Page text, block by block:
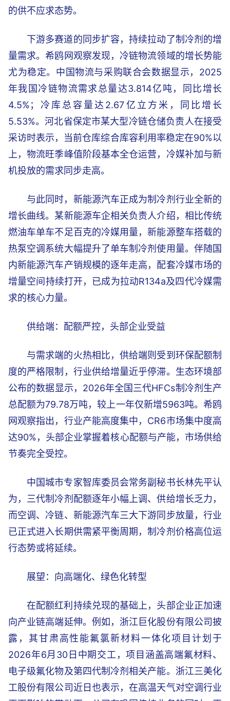
的供不应求态势。
下游多赛道的同步扩容，持续拉动了制冷剂的增
量需求。希鸥网观察发现，冷链物流领域的增长势能
尤为稳定。中国物流与采购联合会数据显示，2025
年我国冷链物流需求总量达3.814亿吨，同比增长
4.5%；冷库总容量达2.67亿立方米，同比增长
5.53%。河北省保定市某大型冷链仓储负责人在接受
采访时表示，当前仓库综合库容利用率稳定在90%以
上，物流旺季峰值阶段基本全仓运营，冷媒补加与新
机投放的需求同步走高。
与此同时，新能源汽车正成为制冷剂行业全新的
增长曲线。某新能源车企相关负责人介绍，相比传统
燃油车单车不足百克的冷媒用量，新能源整车搭载的
热泵空调系统大幅提升了单车制冷剂使用量。伴随国
内新能源汽车产销规模的逐年走高，配套冷媒市场的
增量空间持续打开，已成为拉动R134a及四代冷媒需
求的核心力量。
供给端：配额严控，头部企业受益
与需求端的火热相比，供给端则受到环保配额制
度的严格限制，行业供给增量近乎停滞。生态环境部
公布的数据显示，2026年全国三代HFCs制冷剂生产
总配额为79.78万吨，较上一年仅新增5963吨。希鸥
网观察指出，行业产能高度集中，CR6市场集中度高
达90%，头部企业掌握着核心配额与产能，市场供给
节奏完全受控。
中国城市专家智库委员会常务副秘书长林先平认
为，三代制冷剂配额逐年小幅上调、供给增长乏力，
而空调、冷链、新能源汽车三大下游同步放量，行业
已正式进入长期供需紧平衡周期，制冷剂价格高位运
行态势或将延续。
展望：向高端化、绿色化转型
在配额红利持续兑现的基础上，头部企业正加速
向产业链高端延伸。例如，浙江巨化股份有限公司披
露，其甘肃高性能氟氯新材料一体化项目计划于
2026年6月30日中期交工，项目涵盖高端氟材料、
电子级氟化物及第四代制冷剂相关产能。浙江三美化
工股份有限公司近日也表示，在高温天气对空调行业